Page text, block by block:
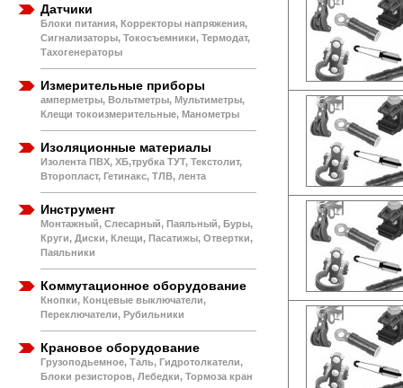
Датчики
Блоки питания, Корректоры напряжения,
Сигнализаторы, Токосъемники, Термодат,
Тахогенераторы
Измерительные приборы
амперметры, Вольтметры, Мультиметры,
Клещи токоизмерительные, Манометры
Изоляционные материалы
Изолента ПВХ, ХБ,трубка ТУТ, Текстолит,
Второпласт, Гетинакс, ТЛВ, лента
Инструмент
Монтажный, Слесарный, Паяльный, Буры,
Круги, Диски, Клещи, Пасатижы, Отвертки,
Паяльники
Коммутационное оборудование
Кнопки, Концевые выключатели,
Переключатели, Рубильники
Крановое оборудование
Грузоподьемное, Таль, Гидротолкатели,
Блоки резисторов, Лебедки, Тормоза кран